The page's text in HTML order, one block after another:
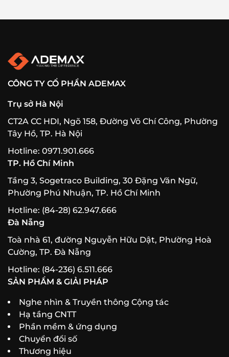
CÔNG TY CỔ PHẦN ADEMAX
Trụ sở Hà Nội
CT2A CC HDI, Ngõ 158, Đường Võ Chí Công, Phường
Tây Hồ, TP. Hà Nội
Hotline: 0971.901.666
TP. Hồ Chí Minh
Tầng 3, Sogetraco Building, 30 Đặng Văn Ngữ,
Phường Phú Nhuận, TP. Hồ Chí Minh
Hotline: (84-28) 62.947.666
Đà Nẵng
Toà nhà 61, đường Nguyễn Hữu Dật, Phường Hoà
Cường, TP. Đà Nẵng
Hotline: (84-236) 6.511.666
SẢN PHẨM & GIẢI PHÁP
Nghe nhìn & Truyền thông Cộng tác
Hạ tầng CNTT
Phần mềm & ứng dụng
Chuyển đổi số
Thương hiệu